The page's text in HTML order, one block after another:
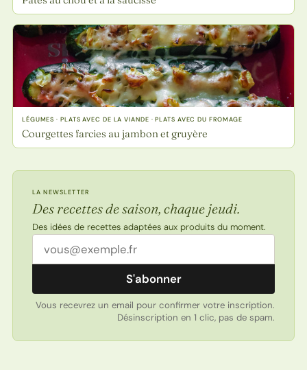
LÉGUMES · PLATS AVEC DE LA VIANDE · PLATS AVEC DU FROMAGE
Courgettes farcies au jambon et gruyère
LA NEWSLETTER
Des recettes de saison, chaque jeudi.
Des idées de recettes adaptées aux produits du moment.
Adresse email
S'abonner
Vous recevrez un email pour confirmer votre inscription.
Désinscription en 1 clic, pas de spam.